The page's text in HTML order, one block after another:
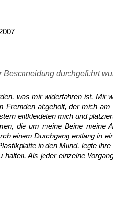
Beschneidung durchgeführt
was mir widerfahren ist. Mir
Fremden abgeholt, der mich
entkleideten mich und
die um meine Beine meine
einem Durchgang entlang in
in den Mund, legte
Als jeder einzelne